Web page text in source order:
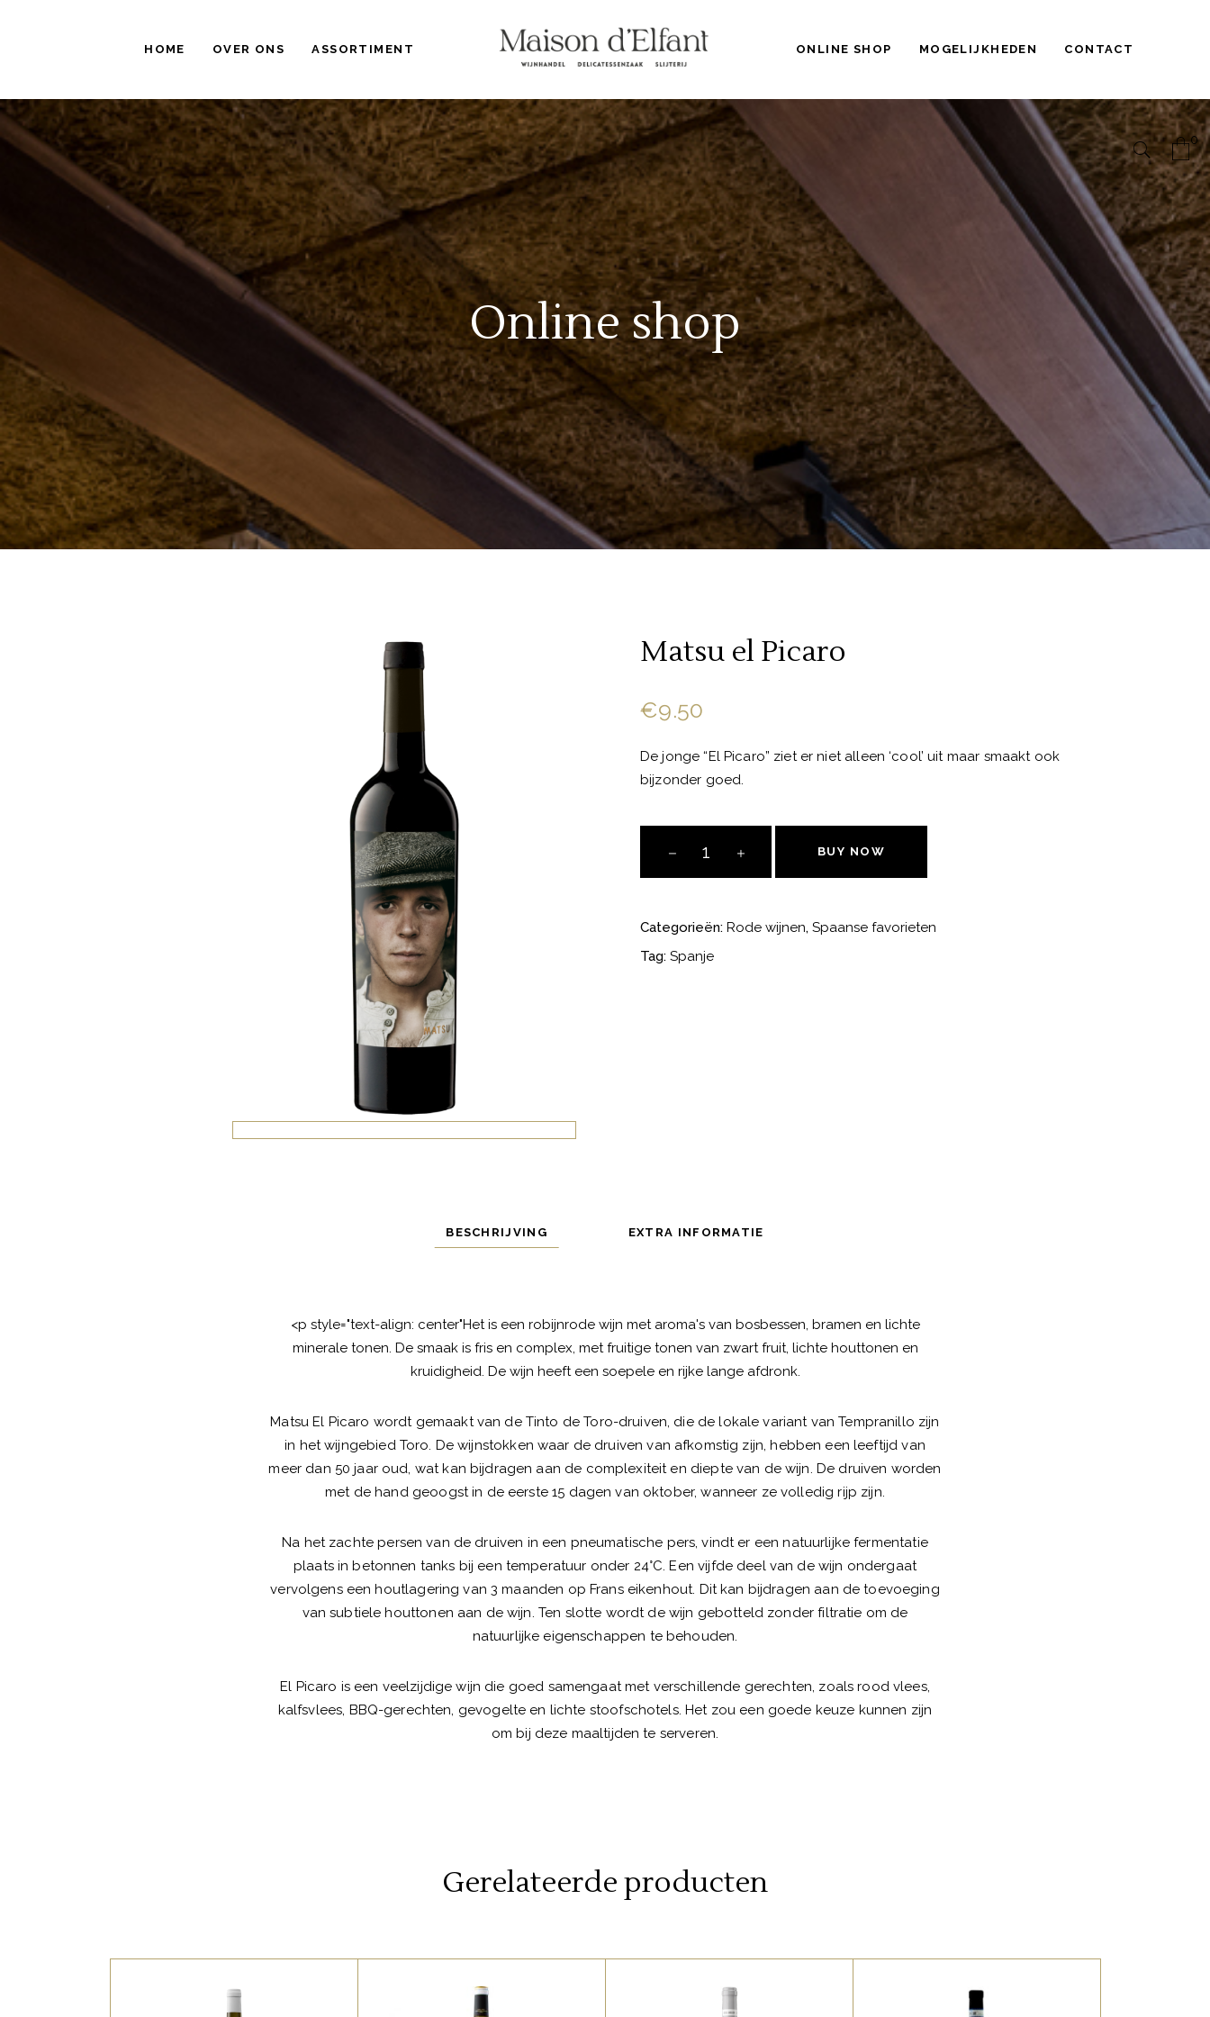
HOME OVER ONS ASSORTIMENT ONLINE SHOP MOGELIJKHEDEN CONTACT
0
Online shop
Matsu el Picaro
€9.50
De jonge “El Picaro” ziet er niet alleen ‘cool’ uit maar smaakt ook
bijzonder goed.
Picaro
BUY NOW
Categorieën: Rode wijnen, Spaanse favorieten
Tag: Spanje
BESCHRIJVING EXTRA INFORMATIE
<p style="text-align: center"Het is een robijnrode wijn met aroma's van bosbessen, bramen en lichte
minerale tonen. De smaak is fris en complex, met fruitige tonen van zwart fruit, lichte houttonen en
kruidigheid. De wijn heeft een soepele en rijke lange afdronk.
Matsu El Picaro wordt gemaakt van de Tinto de Toro-druiven, die de lokale variant van Tempranillo zijn
in het wijngebied Toro. De wijnstokken waar de druiven van afkomstig zijn, hebben een leeftijd van
meer dan 50 jaar oud, wat kan bijdragen aan de complexiteit en diepte van de wijn. De druiven worden
met de hand geoogst in de eerste 15 dagen van oktober, wanneer ze volledig rijp zijn.
Na het zachte persen van de druiven in een pneumatische pers, vindt er een natuurlijke fermentatie
plaats in betonnen tanks bij een temperatuur onder 24°C. Een vijfde deel van de wijn ondergaat
vervolgens een houtlagering van 3 maanden op Frans eikenhout. Dit kan bijdragen aan de toevoeging
van subtiele houttonen aan de wijn. Ten slotte wordt de wijn gebotteld zonder filtratie om de
natuurlijke eigenschappen te behouden.
El Picaro is een veelzijdige wijn die goed samengaat met verschillende gerechten, zoals rood vlees,
kalfsvlees, BBQ-gerechten, gevogelte en lichte stoofschotels. Het zou een goede keuze kunnen zijn
om bij deze maaltijden te serveren.
Gerelateerde producten
SPAANSE FAVORIETEN SPAANSE FAVORIETEN ITALIAANSE FAVORIETEN